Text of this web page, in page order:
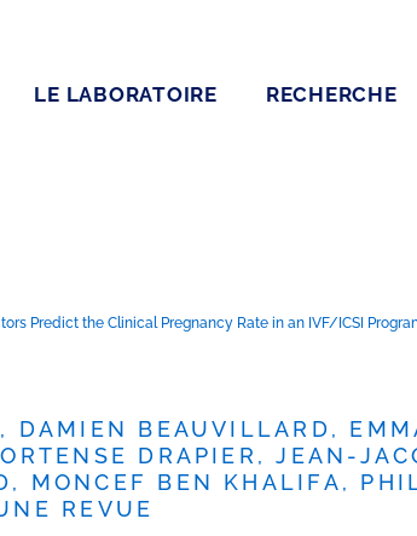
LE LABORATOIRE RECHERCHE
Predict the Clinical Pregnancy Rate in an IVF/ICSI
DAMIEN BEAUVILLARD,
DRAPIER, JEAN-
MONCEF BEN KHALIFA,
REVUE